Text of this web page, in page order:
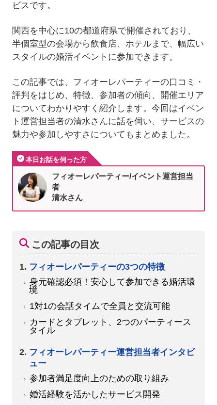
ビスです。
関西を中心に10の都道府県で開催されており、
半個室型の会場から飲食店、ホテルまで、幅広い
スタイルの婚活イベントに参加できます。
この記事では、フィオーレパーティーの口コミ・
評判をはじめ、特徴、参加者の傾向、開催エリア
についてわかりやすく紹介します。今回はイベン
ト運営担当者の清水さんに話を伺い、サービスの
魅力や参加しやすさについてもまとめました。
本日お話を伺った方
フィオーレパーティー/イベント運営担当
者
清水さん
この記事の目次
フィオーレパーティーの3つの特徴
身元確認必須！安心して参加できる婚活環
境
1対1の会話タイムで全員と交流可能
カードとタブレット、2つのパーティース
タイル
フィオーレパーティー運営担当者インタビ
ュー
参加者満足度向上のための取り組み
婚活経験を活かしたサービス開発